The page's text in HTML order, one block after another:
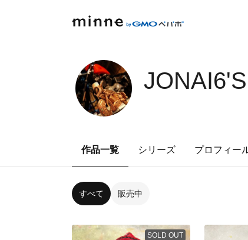
作品一覧 シリーズ プロフィー
すべて 販売中
SOLD OUT